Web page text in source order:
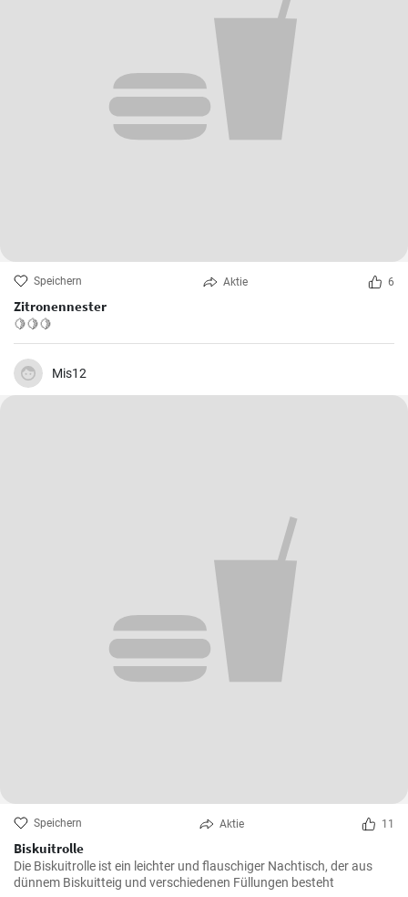
Speichern Aktie 6
Zitronennester
🍋🍋🍋
Mis12
Speichern Aktie 11
Biskuitrolle
Die Biskuitrolle ist ein leichter und flauschiger Nachtisch, der aus
dünnem Biskuitteig und verschiedenen Füllungen besteht